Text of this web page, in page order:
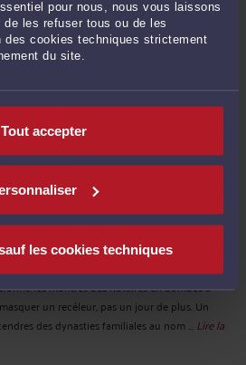
pour nous, nous vous laissons
les refuser tous ou de les
des cookies techniques strictement
du site.
Tout accepter
les cookies techniques
ACTION EN RECEL SUCCESSORAL
successions françaises. Dans un arrêt du 5 mars
les montres des notaires en bombes à
un recéleur, pas un jour de plus. Un
des dynasties familiales au nom ... Lire la